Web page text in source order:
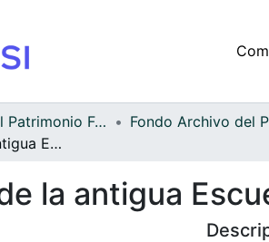
Archivo del Patrimonio Fotográfico y Fílmico del Valle del Cauca
Alumnas de la antigua Escuela Superior
la antigua